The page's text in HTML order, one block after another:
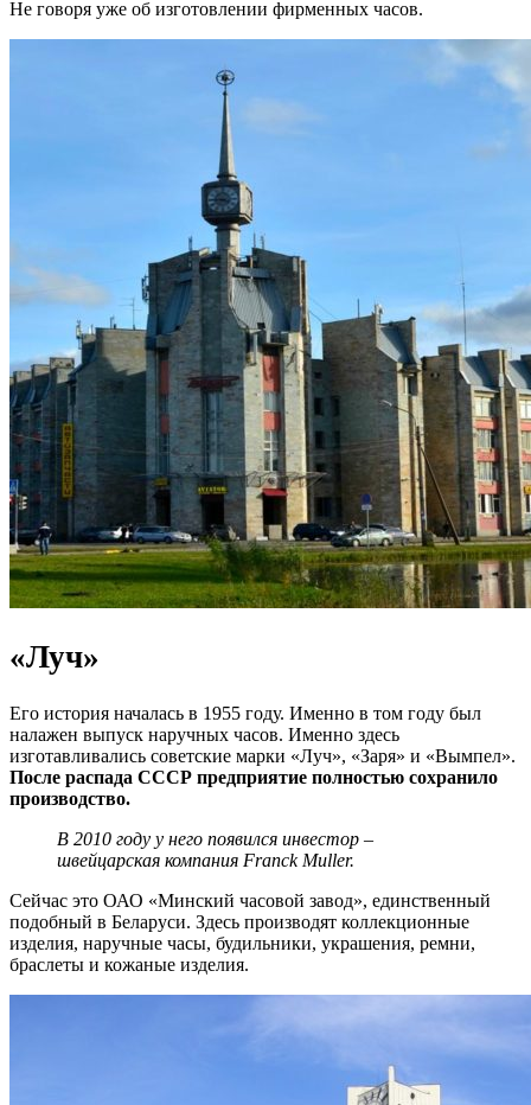
Не говоря уже об изготовлении фирменных часов.
«Луч»
Его история началась в 1955 году. Именно в том году был
налажен выпуск наручных часов. Именно здесь
изготавливались советские марки «Луч», «Заря» и «Вымпел».
После распада СССР предприятие полностью сохранило
производство.
В 2010 году у него появился инвестор –
швейцарская компания Franck Muller.
Сейчас это ОАО «Минский часовой завод», единственный
подобный в Беларуси. Здесь производят коллекционные
изделия, наручные часы, будильники, украшения, ремни,
браслеты и кожаные изделия.